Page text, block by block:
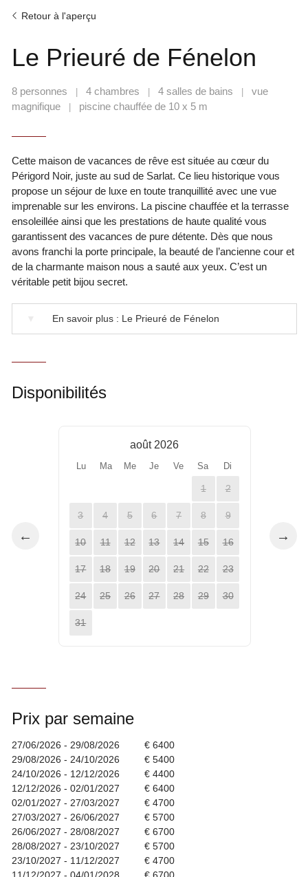
Retour à l'aperçu
Le Prieuré de Fénelon
8 personnes | 4 chambres | 4 salles de bains |
vue
magnifique
| piscine chauffée de 10 x 5 m
Cette maison de vacances de rêve est située au cœur du
Périgord Noir, juste au sud de Sarlat. Ce lieu historique vous
propose un séjour de luxe en toute tranquillité avec une vue
imprenable sur les environs. La piscine chauffée et la terrasse
ensoleillée ainsi que les prestations de haute qualité vous
garantissent des vacances de pure détente. Dès que nous
avons franchi la porte principale, la beauté de l’ancienne cour et
de la charmante maison nous a sauté aux yeux. C’est un
véritable petit bijou secret.
En savoir plus : Le Prieuré de Fénelon
Disponibilités
←
août 2026
Lu Ma Me Je Ve Sa Di
1 2
3 4 5 6 7 8 9
10 11 12 13 14 15 16
17 18 19 20 21 22 23
24 25 26 27 28 29 30
31
→
Prix par semaine
27/06/2026 - 29/08/2026
€ 6400
29/08/2026 - 24/10/2026
€ 5400
24/10/2026 - 12/12/2026
€ 4400
12/12/2026 - 02/01/2027
€ 6400
02/01/2027 - 27/03/2027
€ 4700
27/03/2027 - 26/06/2027
€ 5700
26/06/2027 - 28/08/2027
€ 6700
28/08/2027 - 23/10/2027
€ 5700
23/10/2027 - 11/12/2027
€ 4700
11/12/2027 - 04/01/2028
€ 6700